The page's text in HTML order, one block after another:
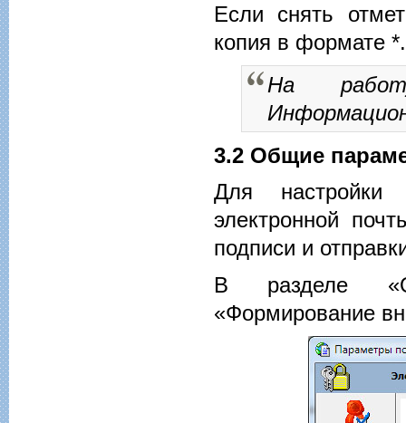
Если снять
копия в формате
На
3.2 Общие
Для настройки
электронной
подписи и
В разделе
«Формирование